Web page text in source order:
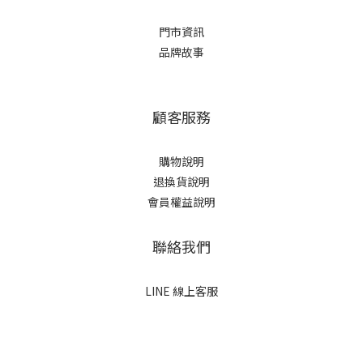
門市資訊
品牌故事
顧客服務
購物說明
退換貨說明
會員權益說明
聯絡我們
LINE 線上客服